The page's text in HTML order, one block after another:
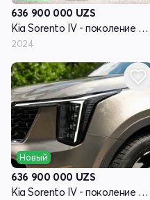
636 900 000 UZS
Kia Sorento IV - поколение рестайлинг
2024
Новый
636 900 000 UZS
Kia Sorento IV - поколение рестайлинг